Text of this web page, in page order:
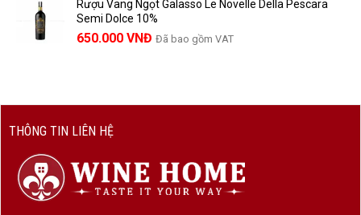
Rượu Vang Ngọt Galasso Le Novelle Della Pescara
Semi Dolce 10%
650.000 VNĐ Đã bao gồm VAT
THÔNG TIN LIÊN HỆ